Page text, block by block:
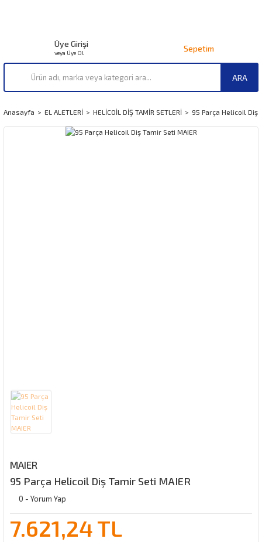
ARA
Üye Girişi
veya Üye Ol Sepetim
Anasayfa EL ALETLERİ HELİCOİL DİŞ TAMİR SETLERİ 95 Parça Helicoil Diş
MAIER
95 Parça Helicoil Diş Tamir Seti MAIER
0 - Yorum Yap
7.621,24 TL